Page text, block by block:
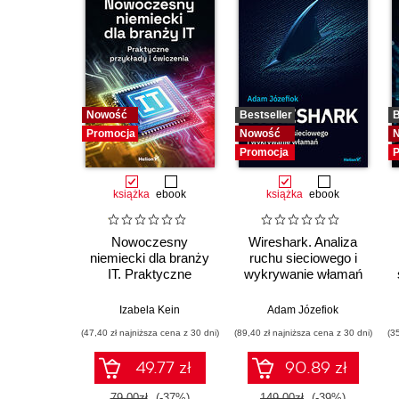
Nowość
Promocja
książka ebook
Nowoczesny
niemiecki dla branży
IT. Praktyczne
Izabela Kein
(47,40 zł najniższa cena z 30 dni)
49.77 zł
Bestseller
Nowość
Promocja
książka ebook
Wireshark. Analiza
ruchu sieciowego i
wykrywanie włamań
Adam Józefiok
(89,40 zł najniższa cena z 30 dni)
90.89 zł